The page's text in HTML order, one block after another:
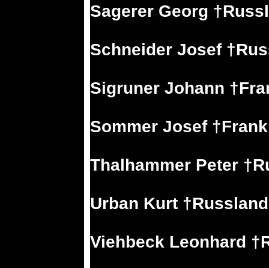
Sagerer Georg
Schneider Josef
Sigruner Johann
Sommer Josef
Thalhammer Peter
Urban Kurt †Russland
Viehbeck Leonhard